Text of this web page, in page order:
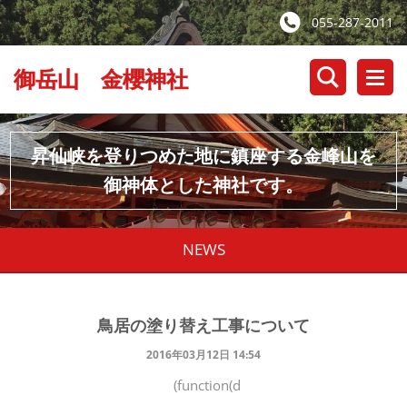
055-287-2011
御岳山 金櫻神社
昇仙峡を登りつめた地に鎮座する金峰山を
御神体とした神社です。
NEWS
鳥居の塗り替え工事について
2016年03月12日 14:54
(function(d